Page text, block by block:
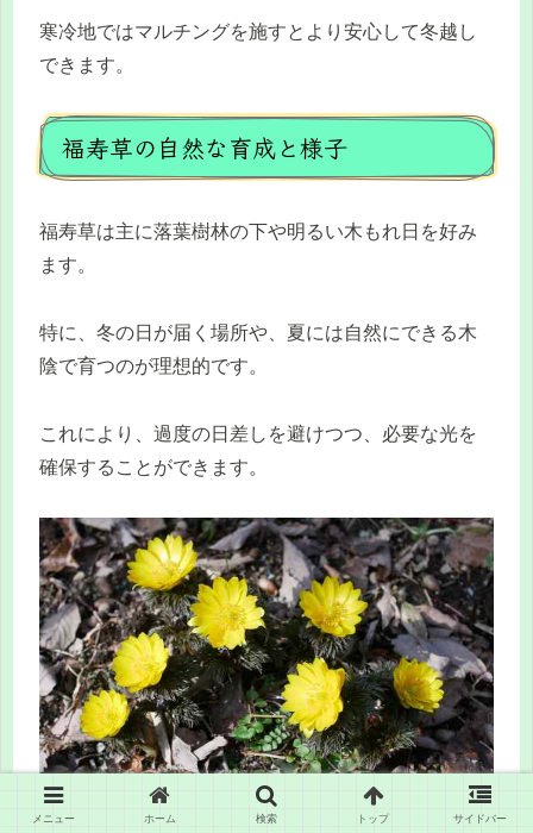
寒冷地ではマルチングを施すとより安心して冬越し
できます。
福寿草の自然な育成と様子
福寿草は主に落葉樹林の下や明るい木もれ日を好み
ます。
特に、冬の日が届く場所や、夏には自然にできる木
陰で育つのが理想的です。
これにより、過度の日差しを避けつつ、必要な光を
確保することができます。
メニュー ホーム 検索 トップ サイドバー